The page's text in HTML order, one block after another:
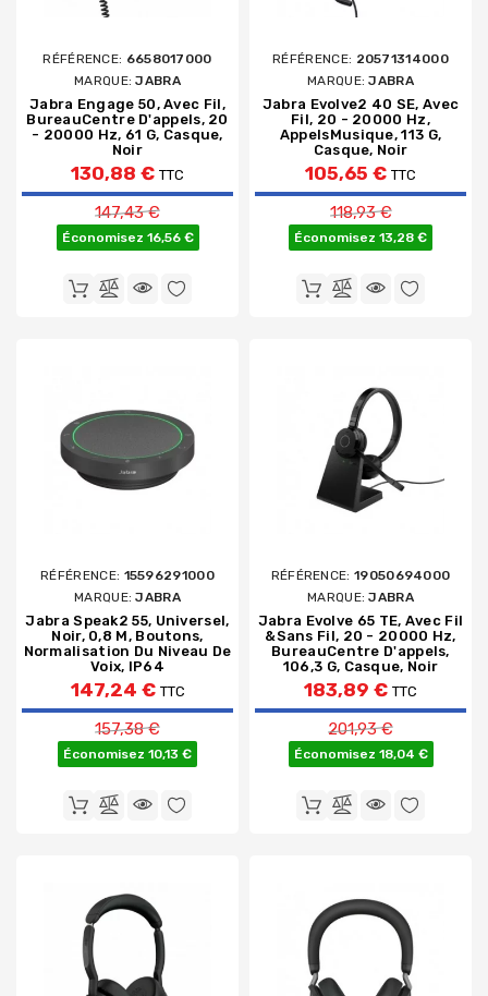
RÉFÉRENCE: 6658017000
MARQUE:JABRA
Jabra Engage 50, Avec Fil,
BureauCentre D'appels, 20
- 20000 Hz, 61 G, Casque,
Noir
130,88 € TTC
Prix de base
147,43 €
Économisez 16,56 €
RÉFÉRENCE: 20571314000
MARQUE:JABRA
Jabra Evolve2 40 SE, Avec
Fil, 20 - 20000 Hz,
AppelsMusique, 113 G,
Casque, Noir
105,65 € TTC
Prix de base
118,93 €
Économisez 13,28 €
RÉFÉRENCE: 15596291000
MARQUE:JABRA
Jabra Speak2 55, Universel,
Noir, 0,8 M, Boutons,
Normalisation Du Niveau De
Voix, IP64
147,24 € TTC
Prix de base
157,38 €
Économisez 10,13 €
RÉFÉRENCE: 19050694000
MARQUE:JABRA
Jabra Evolve 65 TE, Avec Fil
&sans Fil, 20 - 20000 Hz,
BureauCentre D'appels,
106,3 G, Casque, Noir
183,89 € TTC
Prix de base
201,93 €
Économisez 18,04 €